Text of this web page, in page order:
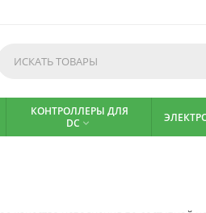
КОНТРОЛЛЕРЫ ДЛЯ
DC 